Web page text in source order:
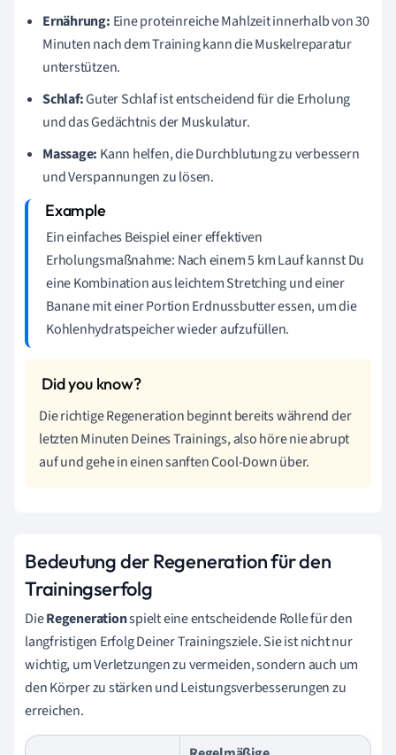
Ernährung: Eine proteinreiche Mahlzeit innerhalb von 30
Minuten nach dem Training kann die Muskelreparatur
unterstützen.
Schlaf:Guter Schlaf ist entscheidend für die Erholung
und das Gedächtnis der Muskulatur.
Massage: Kann helfen, die Durchblutung zu verbessern
und Verspannungen zu lösen.
Ein einfaches Beispiel einer effektiven
Erholungsmaßnahme: Nach einem 5 km Lauf kannst Du
eine Kombination aus leichtem Stretching und einer
Banane mit einer Portion Erdnussbutter essen, um die
Kohlenhydratspeicher wieder aufzufüllen.
Die richtige Regeneration beginnt bereits während der
letzten Minuten Deines Trainings, also höre nie abrupt
auf und gehe in einen sanften Cool-Down über.
Bedeutung der Regeneration für den
Trainingserfolg
DieRegenerationspielt eine entscheidende Rolle für den
langfristigen Erfolg Deiner Trainingsziele. Sie ist nicht nur
wichtig, um Verletzungen zu vermeiden, sondern auch um
den Körper zu stärken und Leistungsverbesserungen zu
erreichen.